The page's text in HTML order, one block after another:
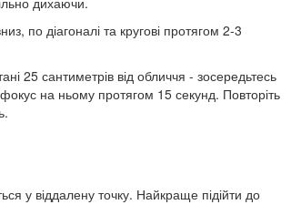
по діагоналі та кругові протягом 2-3
25 сантиметрів від обличчя - зосередьтесь
на ньому протягом 15 секунд. Повторіть
у віддалену точку. Найкраще підійти до